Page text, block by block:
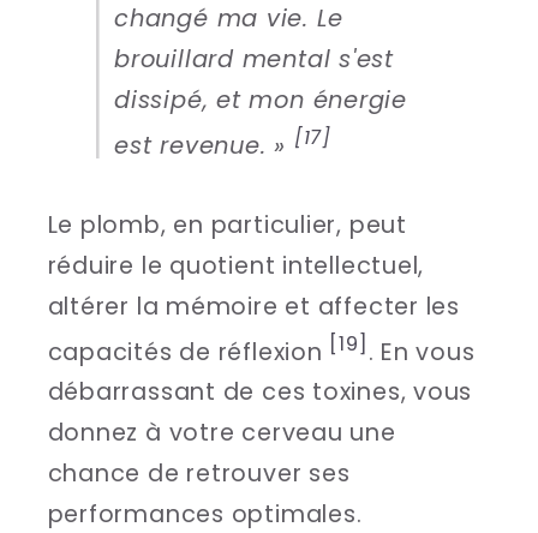
changé ma vie. Le
brouillard mental s'est
dissipé, et mon énergie
est revenue. » [17]
Le plomb, en particulier, peut
réduire le quotient intellectuel,
altérer la mémoire et affecter les
capacités de réflexion [19] . En vous
débarrassant de ces toxines, vous
donnez à votre cerveau une
chance de retrouver ses
performances optimales.